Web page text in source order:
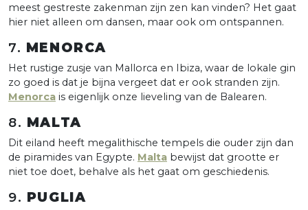
meest gestreste zakenman zijn zen kan vinden? Het gaat
hier niet alleen om dansen, maar ook om ontspannen.
7. MENORCA
Het rustige zusje van Mallorca en Ibiza, waar de lokale gin
zo goed is dat je bijna vergeet dat er ook stranden zijn.
Menorca is eigenlijk onze lieveling van de Balearen.
8. MALTA
Dit eiland heeft megalithische tempels die ouder zijn dan
de piramides van Egypte. Malta bewijst dat grootte er
niet toe doet, behalve als het gaat om geschiedenis.
9. PUGLIA